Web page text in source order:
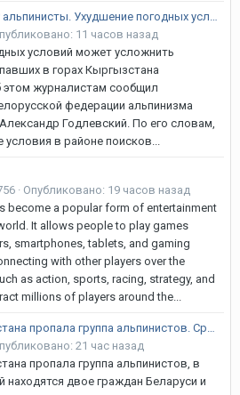
Пропавшие в КР альпинисты. Ухудшение погодных условий может усложнить поиски
11 часов назад
условий может усложнить
в горах Кыргызстана
этом журналистам сообщил
федерации альпинизма
Годлевский. По его словам,
условия в районе поисков...
· Опубликовано: 19 часов назад
become a popular form of entertainment
It allows people to play games
smartphones, tablets, and gaming
with other players over the
as action, sports, racing, strategy, and
millions of players around the...
В горах Кыргызстана пропала группа альпинистов. Среди них белорусы и латвиец
21 час назад
пропала группа альпинистов, в
находятся двое граждан Беларуси и